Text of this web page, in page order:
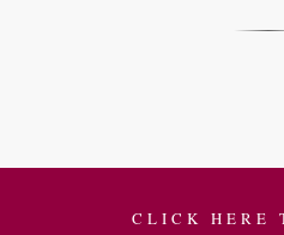
CLICK HERE